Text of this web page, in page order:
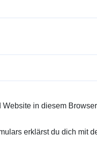
in diesem
erklärst du dich mit